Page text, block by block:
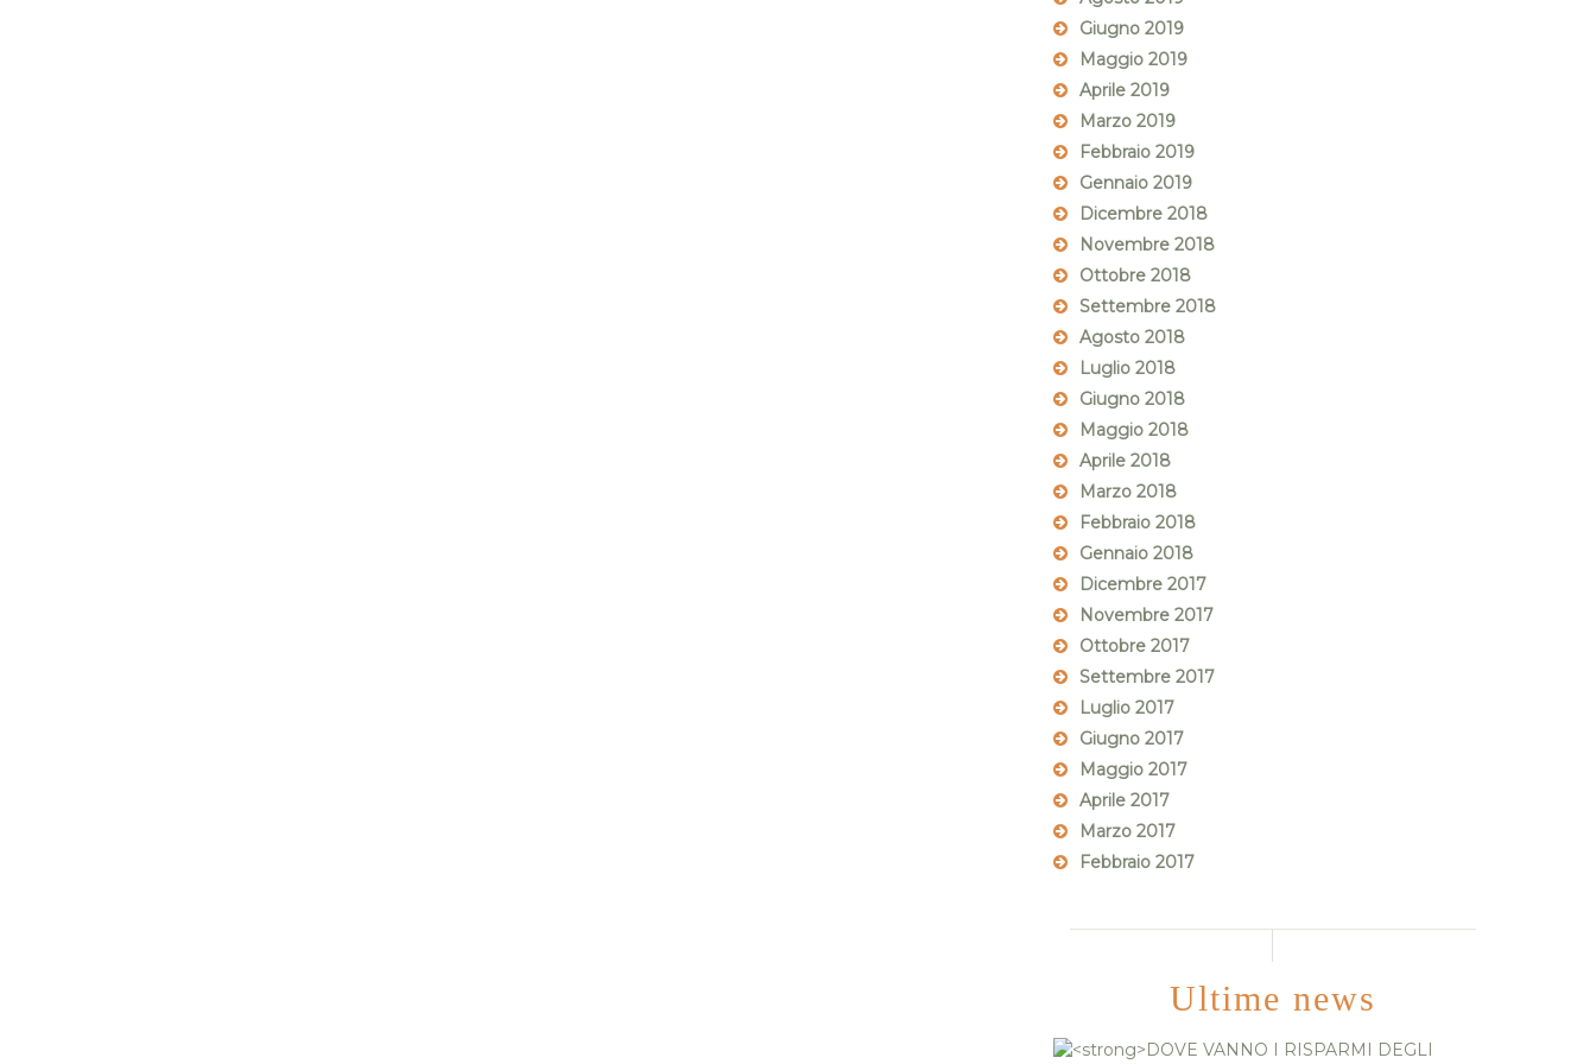
Giugno 2019
Maggio 2019
Aprile 2019
Marzo 2019
Febbraio 2019
Gennaio 2019
Dicembre 2018
Novembre 2018
Ottobre 2018
Settembre 2018
Agosto 2018
Luglio 2018
Giugno 2018
Maggio 2018
Aprile 2018
Marzo 2018
Febbraio 2018
Gennaio 2018
Dicembre 2017
Novembre 2017
Ottobre 2017
Settembre 2017
Luglio 2017
Giugno 2017
Maggio 2017
Aprile 2017
Marzo 2017
Febbraio 2017
Ultime news